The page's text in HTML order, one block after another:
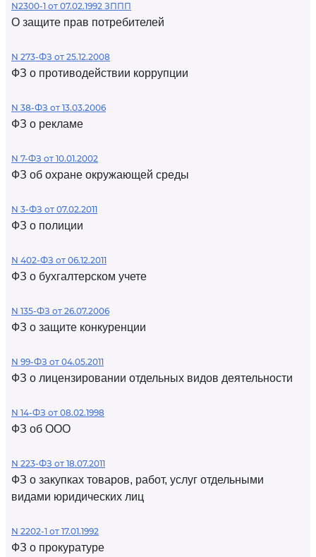
N2300-1 от 07.02.1992 ЗППП
О защите прав потребителей
N 273-ФЗ от 25.12.2008
ФЗ о противодействии коррупции
N 38-ФЗ от 13.03.2006
ФЗ о рекламе
N 7-ФЗ от 10.01.2002
ФЗ об охране окружающей среды
N 3-ФЗ от 07.02.2011
ФЗ о полиции
N 402-ФЗ от 06.12.2011
ФЗ о бухгалтерском учете
N 135-ФЗ от 26.07.2006
ФЗ о защите конкуренции
N 99-ФЗ от 04.05.2011
ФЗ о лицензировании отдельных видов деятельности
N 14-ФЗ от 08.02.1998
ФЗ об ООО
N 223-ФЗ от 18.07.2011
ФЗ о закупках товаров, работ, услуг отдельными
видами юридических лиц
N 2202-1 от 17.01.1992
ФЗ о прокуратуре